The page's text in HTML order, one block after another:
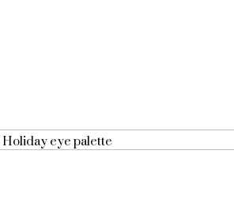
Holiday eye palette